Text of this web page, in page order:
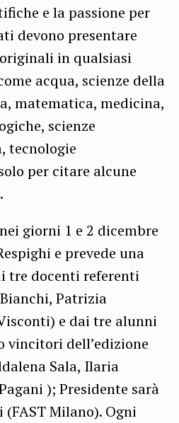
e la passione per
devono presentare
in qualsiasi
acqua, scienze della
matematica, medicina,
scienze
tecnologie
per citare alcune
giorni 1 e 2 dicembre
e prevede una
tre docenti referenti
Patrizia
e dai tre alunni
vincitori dell’edizione
Sala, Ilaria
); Presidente sarà
Milano). Ogni